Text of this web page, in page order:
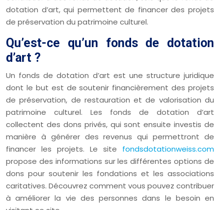
dotation d’art, qui permettent de financer des projets
de préservation du patrimoine culturel.
Qu’est-ce qu’un fonds de dotation
d’art ?
Un fonds de dotation d’art est une structure juridique
dont le but est de soutenir financièrement des projets
de préservation, de restauration et de valorisation du
patrimoine culturel. Les fonds de dotation d’art
collectent des dons privés, qui sont ensuite investis de
manière à générer des revenus qui permettront de
financer les projets. Le site fondsdotationweiss.com
propose des informations sur les différentes options de
dons pour soutenir les fondations et les associations
caritatives. Découvrez comment vous pouvez contribuer
à améliorer la vie des personnes dans le besoin en